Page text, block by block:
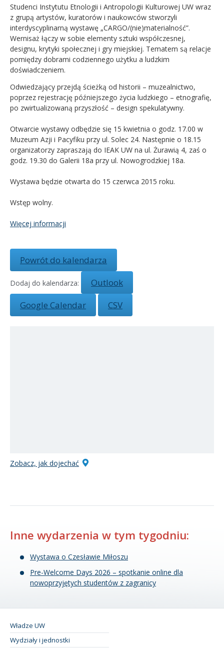
Kandydat
Absolwent
Studenci Instytutu Etnologii i Antropologii Kulturowej UW wraz
z grupą artystów, kuratorów i naukowców stworzyli
interdyscyplinarną wystawę „CARGO/(nie)materialność”.
Wernisaż łączy w sobie elementy sztuki współczesnej,
designu, krytyki społecznej i gry miejskiej. Tematem są relacje
pomiędzy dobrami codziennego użytku a ludzkim
doświadczeniem.
Odwiedzający przejdą ścieżką od historii – muzealnictwo,
poprzez rejestrację późniejszego życia ludzkiego – etnografię,
po zwirtualizowaną przyszłość – design spekulatywny.
Otwarcie wystawy odbędzie się 15 kwietnia o godz. 17.00 w
Muzeum Azji i Pacyfiku przy ul. Solec 24. Następnie o 18.15
organizatorzy zapraszają do IEAK UW na ul. Żurawią 4, zaś o
godz. 19.30 do Galerii 18a przy ul. Nowogrodzkiej 18a.
Wystawa będzie otwarta do 15 czerwca 2015 roku.
Wstęp wolny.
Więcej informacji
Powrót do kalendarza
Dodaj do kalendarza:
Outlook
Google Calendar
CSV
Zobacz, jak dojechać
Inne wydarzenia w tym tygodniu:
Wystawa o Czesławie Miłoszu
Pre-Welcome Days 2026 – spotkanie online dla
nowoprzyjętych studentów z zagranicy
Władze UW
Wydziały i jednostki